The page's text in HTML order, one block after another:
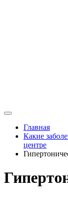
Главная
Какие
центре